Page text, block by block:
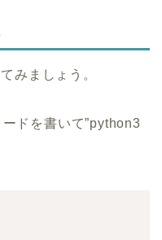
みましょう。
ドを書いて”python3